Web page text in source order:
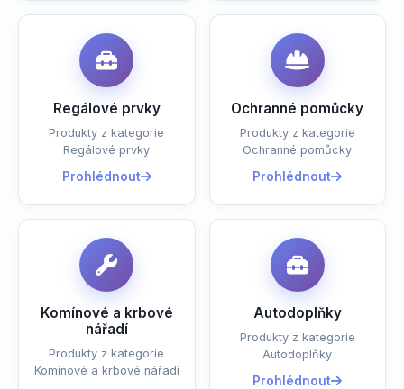
Regálové prvky
Produkty z kategorie
Regálové prvky
Prohlédnout
Ochranné pomůcky
Produkty z kategorie
Ochranné pomůcky
Prohlédnout
Komínové a krbové
nářadí
Produkty z kategorie
Komínové a krbové nářadí
Autodoplňky
Produkty z kategorie
Autodoplňky
Prohlédnout